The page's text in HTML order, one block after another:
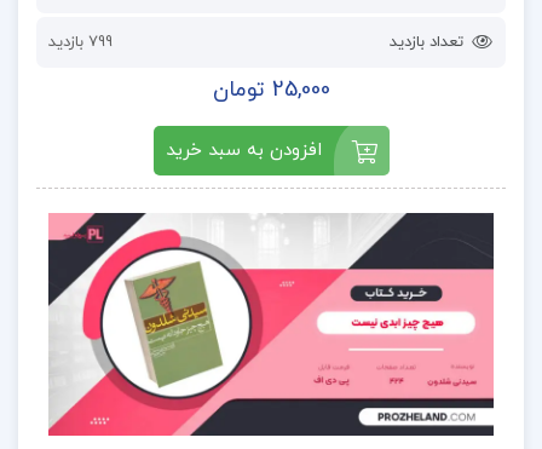
تعداد بازدید 799 بازدید
25,000 تومان
افزودن به سبد خرید